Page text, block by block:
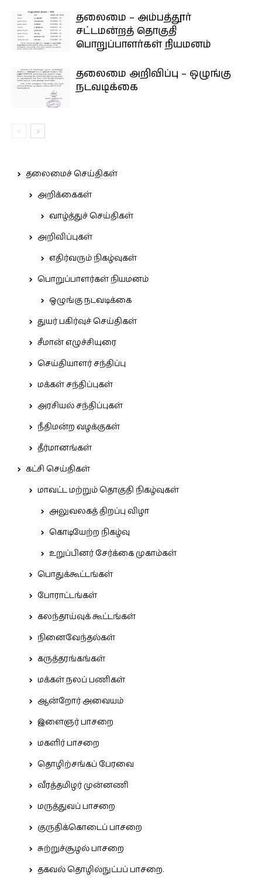
தலைமை – அம்பத்தூர்
சட்டமன்றத் தொகுதி
பொறுப்பாளர்கள் நியமனம்
தலைமை அறிவிப்பு – ஒழுங்கு
நடவடிக்கை
தலைமைச் செய்திகள்
அறிக்கைகள்
வாழ்த்துச் செய்திகள்
அறிவிப்புகள்
எதிர்வரும் நிகழ்வுகள்
பொறுப்பாளர்கள் நியமனம்
ஒழுங்கு நடவடிக்கை
துயர் பகிர்வுச் செய்திகள்
சீமான் எழுச்சியுரை
செய்தியாளர் சந்திப்பு
மக்கள் சந்திப்புகள்
அரசியல் சந்திப்புகள்
நீதிமன்ற வழக்குகள்
தீர்மானங்கள்
கட்சி செய்திகள்
மாவட்ட மற்றும் தொகுதி நிகழ்வுகள்
அலுவலகத் திறப்பு விழா
கொடியேற்ற நிகழ்வு
உறுப்பினர் சேர்க்கை முகாம்கள்
பொதுக்கூட்டங்கள்
போராட்டங்கள்
கலந்தாய்வுக் கூட்டங்கள்
நினைவேந்தல்கள்
கருத்தரங்கங்கள்
மக்கள் நலப் பணிகள்
ஆன்றோர் அவையம்
இளைஞர் பாசறை
மகளிர் பாசறை
தொழிற்சங்கப் பேரவை
வீரத்தமிழர் முன்னணி
மருத்துவப் பாசறை
குருதிக்கொடைப் பாசறை
சுற்றுச்சூழல் பாசறை
தகவல் தொழில்நுட்பப் பாசறை.